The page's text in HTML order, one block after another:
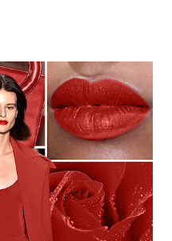
csodálatos, hogy
akkor vegyétek meg,
Persze erre a
de némi kreativitással
is alkalmassá lehet
kiegészítő kell, egy
és egy cuki...